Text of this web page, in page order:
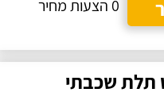
0 הצעות מחיר
תלת שכבתי